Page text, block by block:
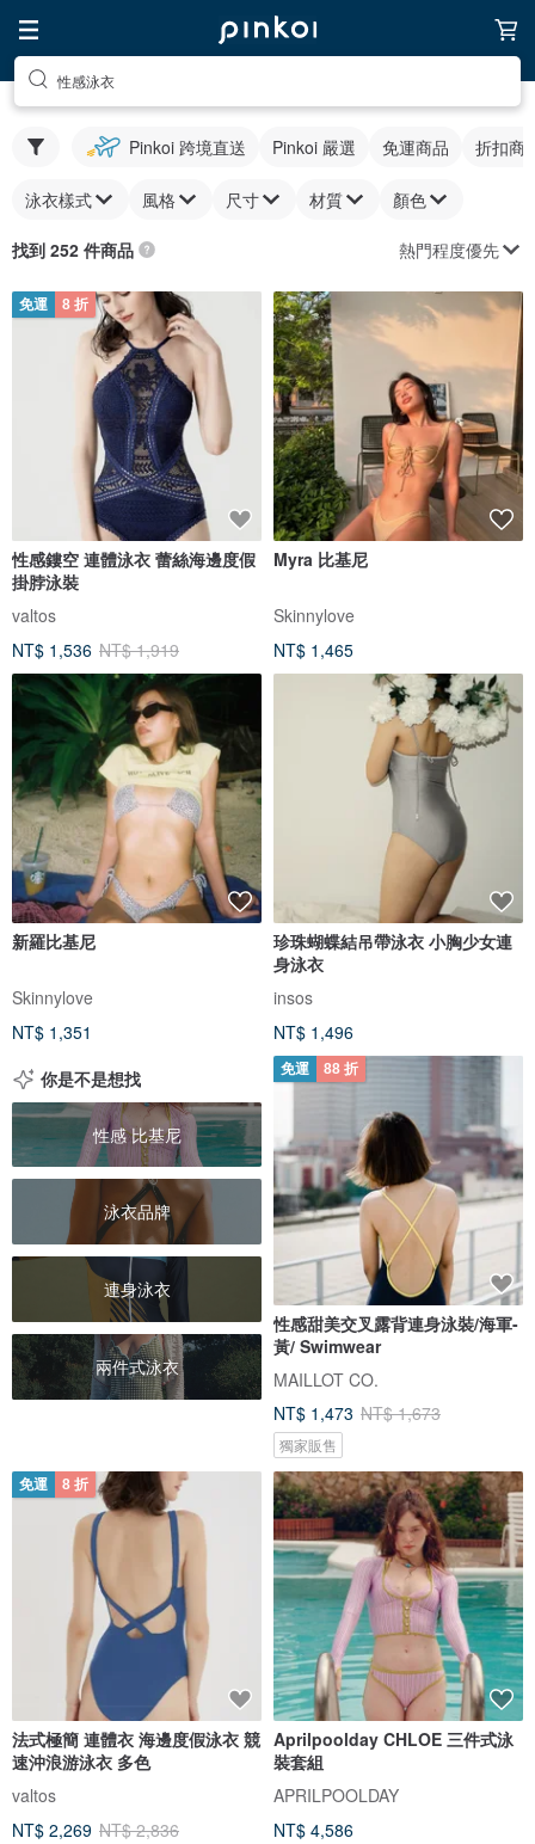
性感泳衣
Pinkoi 跨境直送 Pinkoi 嚴選 免運商品 折扣商
泳衣樣式 風格 尺寸 材質 顏色
找到 252 件商品 熱門程度優先
免運 8 折
性感鏤空 連體泳衣 蕾絲海邊度假
掛脖泳裝
valtos
NT$ 1,536 NT$ 1,919
Myra 比基尼
Skinnylove
NT$ 1,465
新羅比基尼
Skinnylove
NT$ 1,351
珍珠蝴蝶結吊帶泳衣 小胸少女連
身泳衣
insos
NT$ 1,496
你是不是想找
性感 比基尼
泳衣品牌
連身泳衣
兩件式泳衣
免運 88 折
性感甜美交叉露背連身泳裝/海軍-
黃/ Swimwear
MAILLOT CO.
NT$ 1,473 NT$ 1,673
獨家販售
免運 8 折
法式極簡 連體衣 海邊度假泳衣 競
速沖浪游泳衣 多色
valtos
NT$ 2,269 NT$ 2,836
Aprilpoolday CHLOE 三件式泳
裝套組
APRILPOOLDAY
NT$ 4,586